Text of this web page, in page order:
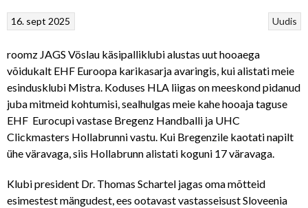
Uudis
16. sept 2025
roomz JAGS Vöslau käsipalliklubi alustas uut hooaega
võidukalt EHF Euroopa karikasarja avaringis, kui alistati meie
esindusklubi Mistra. Koduses HLA liigas on meeskond pidanud
juba mitmeid kohtumisi, sealhulgas meie kahe hooaja taguse
EHF Eurocupi vastase Bregenz Handballi ja UHC
Clickmasters Hollabrunni vastu. Kui Bregenzile kaotati napilt
ühe väravaga, siis Hollabrunn alistati koguni 17 väravaga.
Klubi president Dr. Thomas Schartel jagas oma mõtteid
esimestest mängudest, ees ootavast vastasseisust Sloveenia